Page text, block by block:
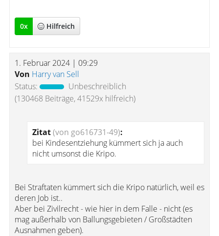
0x Hilfreich
1. Februar 2024 | 09:29
Von Harry van Sell
Status:
Unbeschreiblich
(130468 Beiträge, 41529x hilfreich)
Zitat(von go616731-49):
bei Kindesentziehung kümmert sich ja auch
nicht umsonst die Kripo.
Bei Straftaten kümmert sich die Kripo natürlich, weil es
deren Job ist..
Aber bei Zivilrecht - wie hier in dem Falle - nicht (es
mag außerhalb von Ballungsgebieten / Großstädten
Ausnahmen geben).